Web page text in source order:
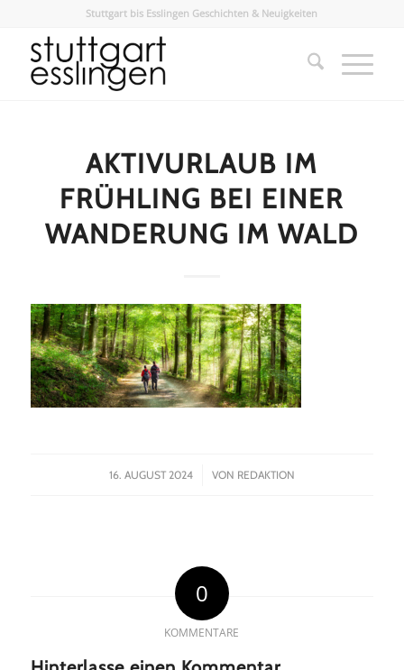
Stuttgart bis Esslingen Geschichten & Neuigkeiten
AKTIVURLAUB IM
FRÜHLING BEI EINER
WANDERUNG IM WALD
16. AUGUST 2024
/ VON REDAKTION
0
KOMMENTARE